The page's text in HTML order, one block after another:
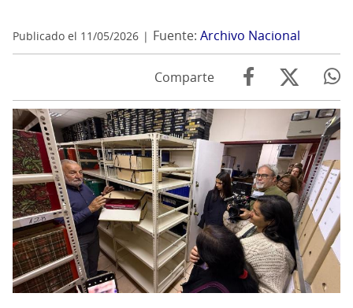
Publicado el 11/05/2026 Fuente: Archivo Nacional
Comparte